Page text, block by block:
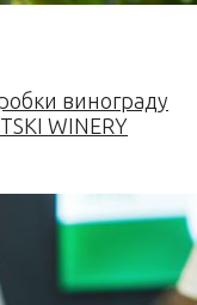
винограду
WINERY